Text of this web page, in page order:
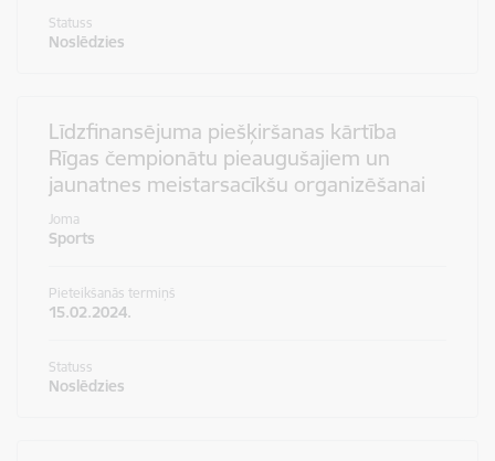
Statuss
Noslēdzies
Līdzfinansējuma piešķiršanas kārtība
Rīgas čempionātu pieaugušajiem un
jaunatnes meistarsacīkšu organizēšanai
Joma
Sports
Pieteikšanās termiņš
15.02.2024.
Statuss
Noslēdzies